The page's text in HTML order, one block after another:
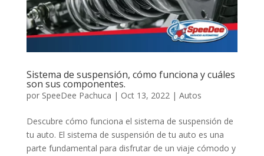
Sistema de suspensión, cómo funciona y cuáles
son sus componentes.
por SpeeDee Pachuca | Oct 13, 2022 | Autos
Descubre cómo funciona el sistema de suspensión de
tu auto. El sistema de suspensión de tu auto es una
parte fundamental para disfrutar de un viaje cómodo y